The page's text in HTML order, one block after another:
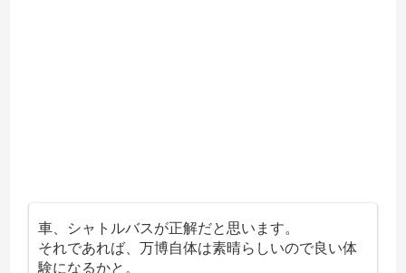
車、シャトルバスが正解だと思います。
それであれば、万博自体は素晴らしいので良い体
験になるかと。